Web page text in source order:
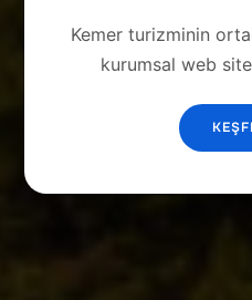
Kemer turizminin
kurumsal web